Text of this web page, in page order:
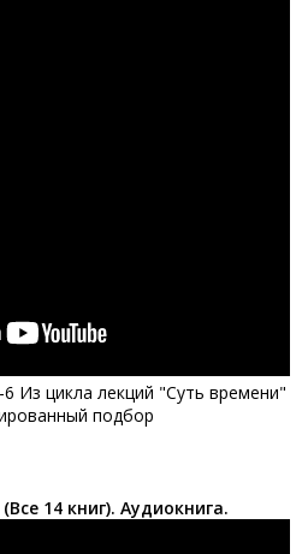
Из цикла лекций "Суть времени"
подбор
14 книг). Аудиокнига.